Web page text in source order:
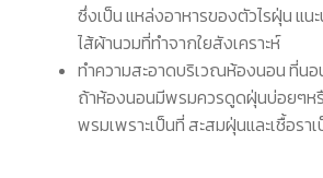
ซึ่งเป็น แหล่งอาหารของตัวไรฝุ่น แน
ไส้ผ้านวมที่ทำจากใยสังเคราะห์
ทำความสะอาดบริเวณห้องนอน ที่นอ
ถ้าห้องนอนมีพรมควรดูดฝุ่นบ่อยๆหรื
พรมเพราะเป็นที่ สะสมฝุ่นและเชื้อรา